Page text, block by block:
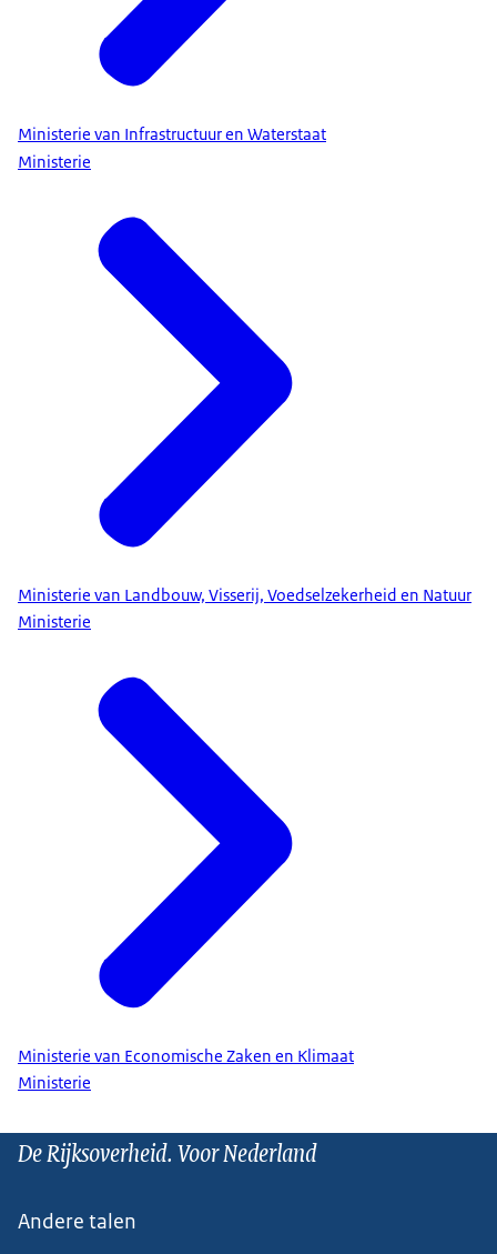
Ministerie van Infrastructuur en Waterstaat
Ministerie
Ministerie van Landbouw, Visserij, Voedselzekerheid en Natuur
Ministerie
Ministerie van Economische Zaken en Klimaat
Ministerie
De Rijksoverheid. Voor Nederland
Andere talen